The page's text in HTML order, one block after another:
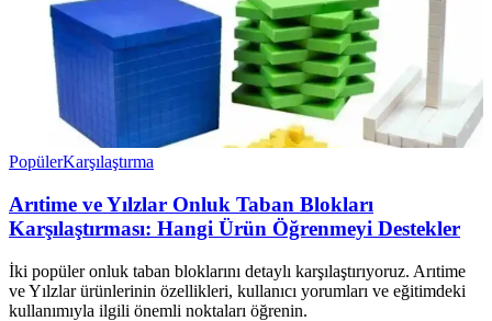
PopülerKarşılaştırma
Arıtime ve Yılzlar Onluk Taban Blokları
Karşılaştırması: Hangi Ürün Öğrenmeyi Destekler
İki popüler onluk taban bloklarını detaylı karşılaştırıyoruz. Arıtime
ve Yılzlar ürünlerinin özellikleri, kullanıcı yorumları ve eğitimdeki
kullanımıyla ilgili önemli noktaları öğrenin.